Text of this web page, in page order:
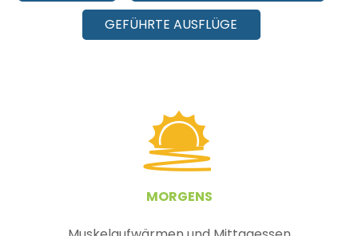
GEFÜHRTE AUSFLÜGE
MORGENS